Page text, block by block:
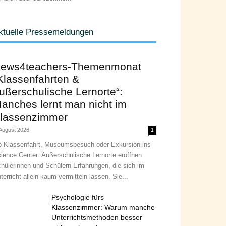
Pressemeldungen
Themenmonat
&
Lernorte“:
lernt man nicht im
2026 1
Klassenfahrt, Museumsbesuch oder Exkursion ins
Center: Außerschulische Lernorte eröffnen
und Schülern Erfahrungen, die sich im
allein kaum vermitteln lassen. Sie...
Psychologie fürs
Klassenzimmer: Warum manche
Unterrichtsmethoden besser